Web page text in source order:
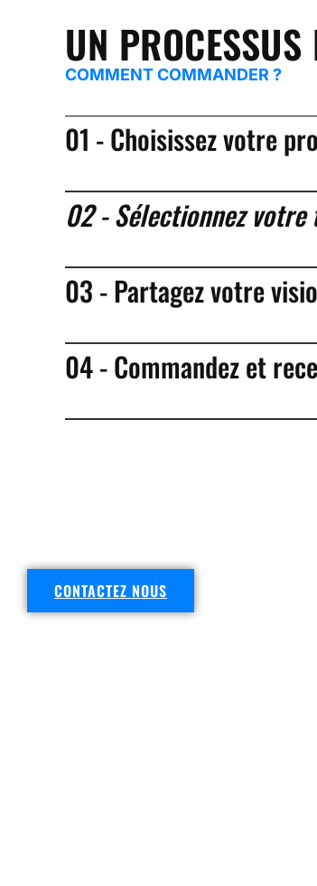
UN
COMMENT COMMANDER ?
01 - Choisissez votre
02 - Sélectionnez
03 - Partagez votre
04 - Commandez et
DEMANDEZ VOTRE
CONTACTEZ NOUS